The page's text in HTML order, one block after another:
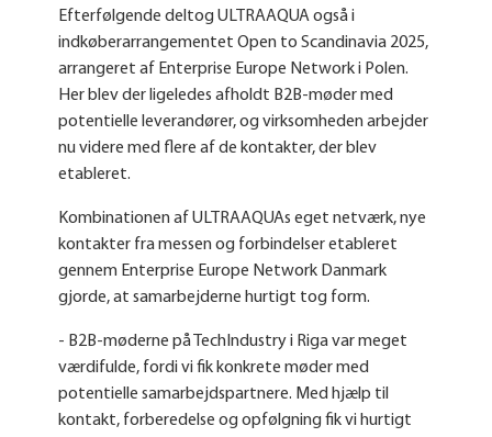
Efterfølgende deltog ULTRAAQUA også i
indkøberarrangementet Open to Scandinavia 2025,
arrangeret af Enterprise Europe Network i Polen.
Her blev der ligeledes afholdt B2B-møder med
potentielle leverandører, og virksomheden arbejder
nu videre med flere af de kontakter, der blev
etableret.
Kombinationen af ULTRAAQUAs eget netværk, nye
kontakter fra messen og forbindelser etableret
gennem Enterprise Europe Network Danmark
gjorde, at samarbejderne hurtigt tog form.
- B2B-møderne på TechIndustry i Riga var meget
værdifulde, fordi vi fik konkrete møder med
potentielle samarbejdspartnere. Med hjælp til
kontakt, forberedelse og opfølgning fik vi hurtigt